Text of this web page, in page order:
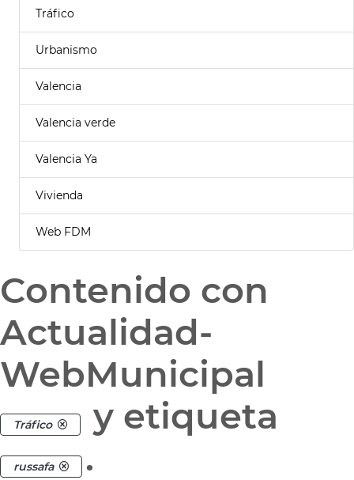
Tráfico
Urbanismo
Valencia
Valencia verde
Valencia Ya
Vivienda
Web FDM
Contenido con
Actualidad-
WebMunicipal
Tráfico y etiqueta
russafa .